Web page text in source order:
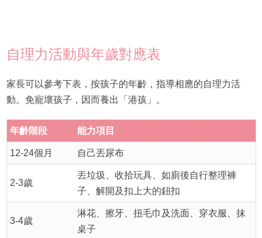
自理力活動與年歲對應表
家長可以參考下表，按孩子的年齡，指導相應的自理力活
動。免寵壞孩子，因而養出「港孩」。
年齡階段 能力項目
12-24個月 自己丟尿布
2-3歲
丟垃圾、收拾玩具、如廁後自行整理褲
子、解開及扣上大的鈕扣
3-4歲
淋花、擦牙、扭毛巾及洗面、穿衣服、抹
桌子